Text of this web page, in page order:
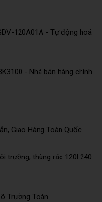
120A01A - Tự động hoá
- Nhà bán hàng chính
Giao Hàng Toàn Quốc
trường, thùng rác 120l 240
Trường Toán